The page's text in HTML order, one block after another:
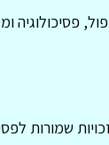
פסיכולוגיה